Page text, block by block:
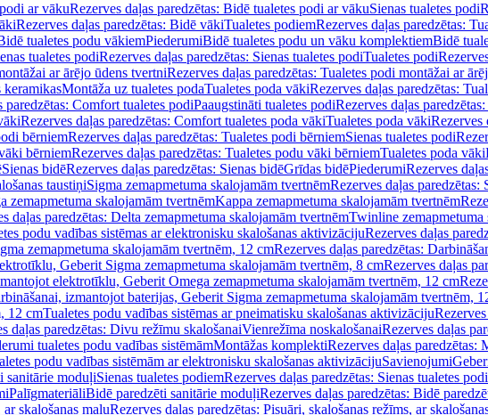
ar vākuRezerves daļas paredzētas: Bidē tualetes podi ar vākuSienas tualetes podi
Rezerves daļas paredzētas: Bidē vākiTualetes podiemRezerves daļas paredzētas:
tualetes podu vākiemPiederumiBidē tualetes podu un vāku komplektiemBidē
tualetes podiRezerves daļas paredzētas: Sienas tualetes podiTualetes podi
ar ārējo ūdens tvertniRezerves daļas paredzētas: Tualetes podi montāžai ar
keramikasMontāža uz tualetes podaTualetes poda vākiRezerves daļas paredzētas:
paredzētas: Comfort tualetes podiPaaugstināti tualetes podiRezerves daļas
Rezerves daļas paredzētas: Comfort tualetes poda vākiTualetes poda vākiRezerves
bērniemRezerves daļas paredzētas: Tualetes podi bērniemSienas tualetes podi
bērniemRezerves daļas paredzētas: Tualetes podu vāki bērniemTualetes poda vāki
Sienas bidēRezerves daļas paredzētas: Sienas bidēGrīdas bidēPiederumiRezerves
taustiņiSigma zemapmetuma skalojamām tvertnēmRezerves daļas
zemapmetuma skalojamām tvertnēmKappa zemapmetuma skalojamām tvertnēm
daļas paredzētas: Delta zemapmetuma skalojamām tvertnēmTwinline zemapmetuma
podu vadības sistēmas ar elektronisku skalošanas aktivizācijuRezerves daļas
zemapmetuma skalojamām tvertnēm, 12 cmRezerves daļas paredzētas:
Geberit Sigma zemapmetuma skalojamām tvertnēm, 8 cmRezerves daļas
elektrotīklu, Geberit Omega zemapmetuma skalojamām tvertnēm, 12 cm
izmantojot baterijas, Geberit Sigma zemapmetuma skalojamām tvertnēm,
12 cmTualetes podu vadības sistēmas ar pneimatisku skalošanas aktivizāciju
daļas paredzētas: Divu režīmu skalošanaiVienrežīma noskalošanaiRezerves daļas
tualetes podu vadības sistēmāmMontāžas komplektiRezerves daļas paredzētas:
podu vadības sistēmām ar elektronisku skalošanas aktivizācijuSavienojumi
sanitārie moduļiSienas tualetes podiemRezerves daļas paredzētas: Sienas tualetes
PalīgmateriāliBidē paredzēti sanitārie moduļiRezerves daļas paredzētas: Bidē
skalošanas maluRezerves daļas paredzētas: Pisuāri, skalošanas režīms, ar